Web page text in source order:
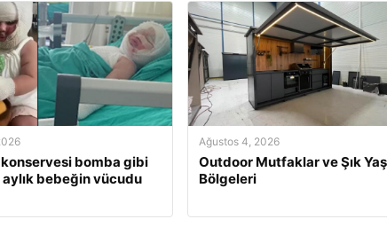
bomba gibi
aylık bebeğin vücudu
Ağustos 4, 2026
Outdoor Mutfaklar ve Şık
Bölgeleri